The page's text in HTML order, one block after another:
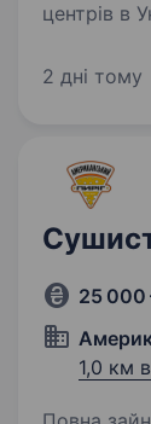
центрів в
2 дні тому
25 000
1,0 км